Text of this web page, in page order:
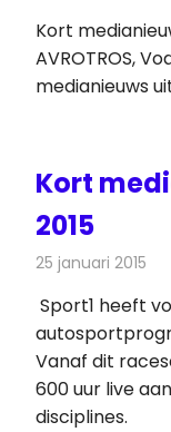
Kort
AVROTROS,
medianieuws
Kort
2015
25 januari 2015
Sport1 heeft
Vanaf dit
600 uur live
disciplines.